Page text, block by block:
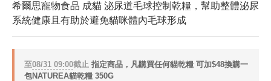
希爾思寵物食品 成貓 泌尿道毛球控制乾糧，幫助整體泌尿
系統健康且有助於避免貓咪體內毛球形成
至08/31 09:00截止 指定商品，凡購買任何貓乾糧 可加$48換購一
包NATUREA貓乾糧 350G